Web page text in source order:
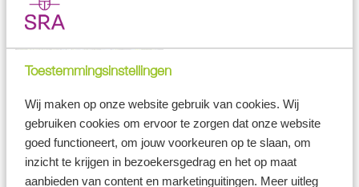
Toestemmingsinstellingen
Wij maken op onze website gebruik van cookies. Wij
gebruiken cookies om ervoor te zorgen dat onze website
goed functioneert, om jouw voorkeuren op te slaan, om
inzicht te krijgen in bezoekersgedrag en het op maat
aanbieden van content en marketinguitingen. Meer uitleg
aangepast. Dit blijkt uit een reactie van staatssecretaris Van Rij op
een onderzoek naar deze vergoeding.
Doeltreffend en doelmatig